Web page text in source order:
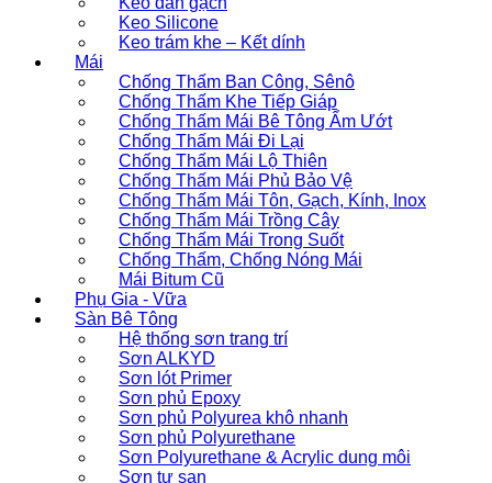
Keo Silicone
Keo trám khe – Kết dính
Mái
Chống Thấm Ban Công, Sênô
Chống Thấm Khe Tiếp Giáp
Chống Thấm Mái Bê Tông Ẩm Ướt
Chống Thấm Mái Đi Lại
Chống Thấm Mái Lộ Thiên
Chống Thấm Mái Phủ Bảo Vệ
Chống Thấm Mái Tôn, Gạch, Kính, Inox
Chống Thấm Mái Trồng Cây
Chống Thấm Mái Trong Suốt
Chống Thấm, Chống Nóng Mái
Mái Bitum Cũ
Phụ Gia - Vữa
Sàn Bê Tông
Hệ thống sơn trang trí
Sơn ALKYD
Sơn lót Primer
Sơn phủ Epoxy
Sơn phủ Polyurea khô nhanh
Sơn phủ Polyurethane
Sơn Polyurethane & Acrylic dung môi
Sơn tự san